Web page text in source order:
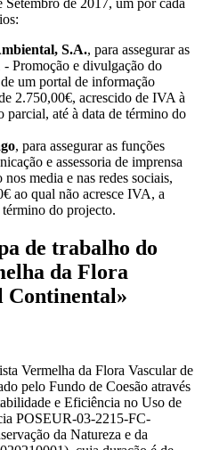
Setembro de 2017, um por cada
S.A., para assegurar as
Promoção e divulgação do
um portal de informação
2.750,00€, acrescido de IVA à
parcial, até à data de término do
, para assegurar as funções
e assessoria de imprensa
media e nas redes sociais,
ao qual não acresce IVA, a
do projecto.
de trabalho do
da Flora
Continental»
Vermelha da Flora Vascular de
pelo Fundo de Coesão através
e Eficiência no Uso de
POSEUR-03-2215-FC-
da Natureza e da